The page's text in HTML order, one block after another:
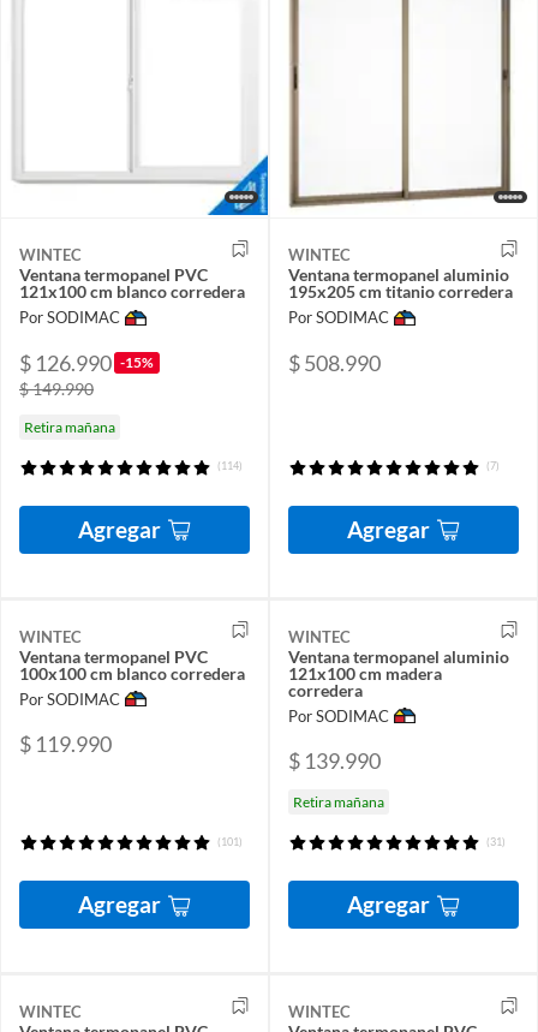
WINTEC
Ventana termopanel PVC
121x100 cm blanco corredera
Por SODIMAC
$ 126.990 -15%
$ 149.990
Retira mañana
(114)
Agregar
WINTEC
Ventana termopanel aluminio
195x205 cm titanio corredera
Por SODIMAC
$ 508.990
(7)
Agregar
WINTEC
Ventana termopanel PVC
100x100 cm blanco corredera
Por SODIMAC
$ 119.990
(101)
Agregar
WINTEC
Ventana termopanel aluminio
121x100 cm madera
corredera
Por SODIMAC
$ 139.990
Retira mañana
(31)
Agregar
WINTEC WINTEC